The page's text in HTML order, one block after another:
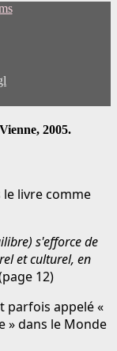
2005.
livre comme
s'efforce de
et culturel, en
12)
parfois appelé «
» dans le Monde